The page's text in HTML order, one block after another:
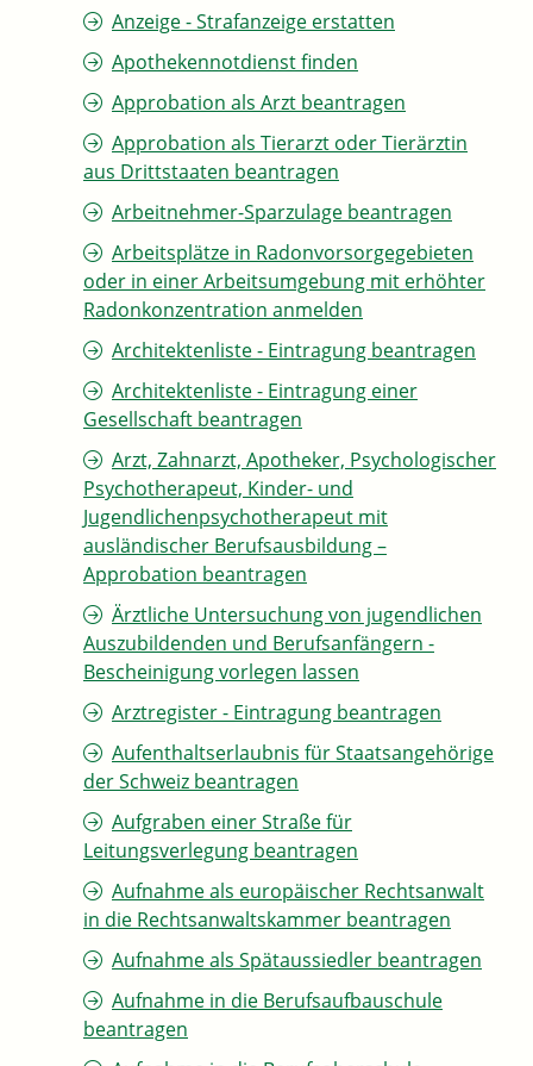
Anzeige - Strafanzeige erstatten
Apothekennotdienst finden
Approbation als Arzt beantragen
Approbation als Tierarzt oder Tierärztin
aus Drittstaaten beantragen
Arbeitnehmer-Sparzulage beantragen
Arbeitsplätze in Radonvorsorgegebieten
oder in einer Arbeitsumgebung mit erhöhter
Radonkonzentration anmelden
Architektenliste - Eintragung beantragen
Architektenliste - Eintragung einer
Gesellschaft beantragen
Arzt, Zahnarzt, Apotheker, Psychologischer
Psychotherapeut, Kinder- und
Jugendlichenpsychotherapeut mit
ausländischer Berufsausbildung –
Approbation beantragen
Ärztliche Untersuchung von jugendlichen
Auszubildenden und Berufsanfängern -
Bescheinigung vorlegen lassen
Arztregister - Eintragung beantragen
Aufenthaltserlaubnis für Staatsangehörige
der Schweiz beantragen
Aufgraben einer Straße für
Leitungsverlegung beantragen
Aufnahme als europäischer Rechtsanwalt
in die Rechtsanwaltskammer beantragen
Aufnahme als Spätaussiedler beantragen
Aufnahme in die Berufsaufbauschule
beantragen